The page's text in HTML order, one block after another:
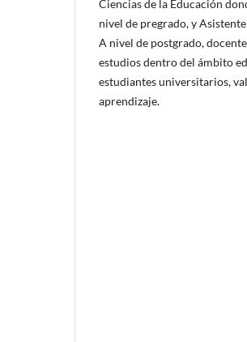
Ciencias de la Educación
nivel de pregrado, y
A nivel de postgrado,
estudios dentro del ámbito
estudiantes universitarios,
aprendizaje.